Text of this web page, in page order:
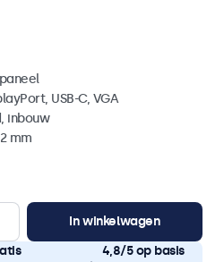
USB-C, VGA
inbouw
mm
In winkelwagen
4,8/5 op basis